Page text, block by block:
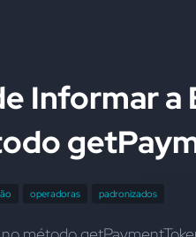
Informar a
operadoras padronizados